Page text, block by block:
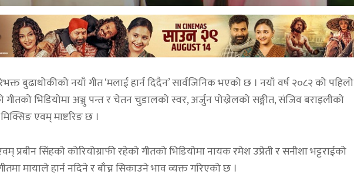
बुढाथोकीको नयाँ गीत ‘मलाई हार्न दिदैन’ सार्वजिनिक भएको छ । नयाँ वर्ष २०८२ को पहिलो
गीतको भिडियोमा अञ्जु पन्त र चेतन चुडालको स्वर, अर्जुन पोख्रेलको सङ्गीत, संजिव बराइलीको
एवम् माष्टरिङ छ ।
प्रबीन सिंहको कोरियोग्राफी रहेको गीतको भिडियोमा नायक रमेश उप्रेती र सनीशा भट्टराईको
मायाले हार्न नदिने र बाँच्न सिकाउने भाव व्यक्त गरिएको छ ।